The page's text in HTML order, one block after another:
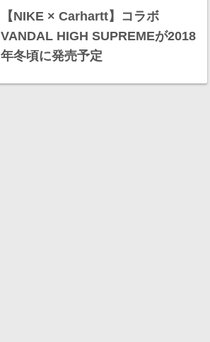
【NIKE × Carhartt】コラボ
VANDAL HIGH SUPREMEが2018
年冬頃に発売予定